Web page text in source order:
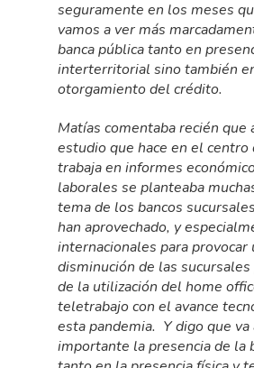
seguramente en los meses
vamos a ver más
banca pública tanto en
interterritorial sino también
otorgamiento del crédito.
Matías comentaba recién que
estudio que hace en el centro
trabaja en informes
laborales se planteaba
tema de los bancos
han aprovechado, y
internacionales para provocar
disminución de las
de la utilización del home
teletrabajo con el avance
esta pandemia. Y digo que va
importante la presencia de la